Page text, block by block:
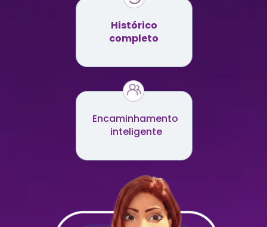
Histórico
completo
Encaminhamento
inteligente